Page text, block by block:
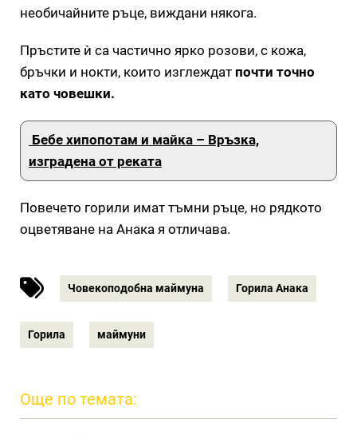
необичайните ръце, виждани някога.
Пръстите ѝ са частично ярко розови, с кожа,
бръчки и нокти, които изглеждат почти точно
като човешки.
Бебе хипопотам и майка – Връзка,
изградена от реката
Повечето горили имат тъмни ръце, но рядкото
оцветяване на Анака я отличава.
Човекоподобна маймуна Горила Анака
Горила маймуни
Още по темата: